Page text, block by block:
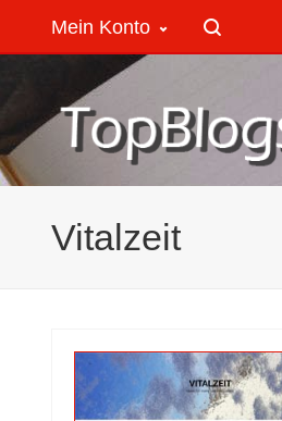
Mein Konto
Vitalzeit